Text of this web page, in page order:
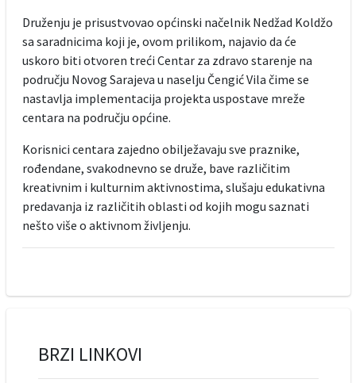
Druženju je prisustvovao općinski načelnik Nedžad Koldžo
sa saradnicima koji je, ovom prilikom, najavio da će
uskoro biti otvoren treći Centar za zdravo starenje na
području Novog Sarajeva u naselju Čengić Vila čime se
nastavlja implementacija projekta uspostave mreže
centara na području općine.
Korisnici centara zajedno obilježavaju sve praznike,
rođendane, svakodnevno se druže, bave različitim
kreativnim i kulturnim aktivnostima, slušaju edukativna
predavanja iz različitih oblasti od kojih mogu saznati
nešto više o aktivnom življenju.
BRZI LINKOVI